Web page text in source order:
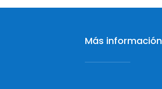
Más información